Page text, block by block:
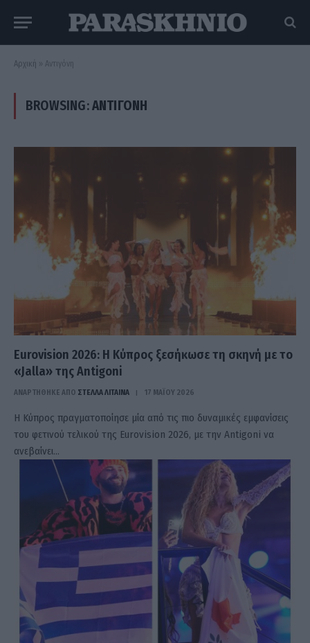
Αρχική » Αντιγόνη
BROWSING:ΑΝΤΙΓΌΝΗ
Eurovision 2026: Η Κύπρος ξεσήκωσε τη σκηνή με το
«Jalla» της Antigoni
ΑΝΑΡΤΗΘΗΚΕ ΑΠΟ ΣΤΈΛΛΑ ΛΊΤΑΙΝΑ 17 ΜΑΪ́ΟΥ 2026
Η Κύπρος πραγματοποίησε μία από τις πιο δυναμικές εμφανίσεις
του φετινού τελικού της Eurovision 2026, με την Antigoni να
ανεβαίνει…